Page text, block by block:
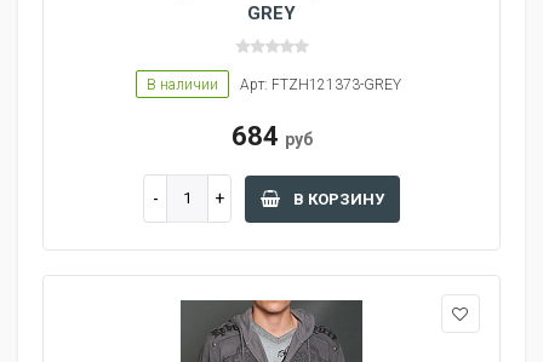
GREY
В наличии Арт: FTZH121373-GREY
684 руб
В КОРЗИНУ